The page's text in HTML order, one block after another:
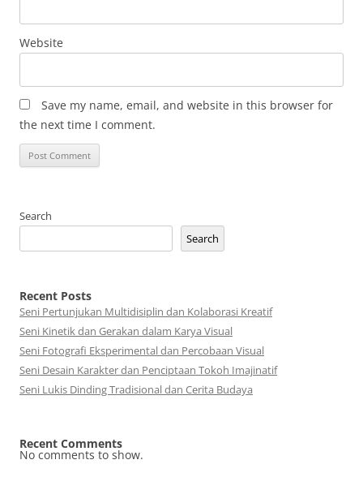
Website
Save my name, email, and website in this browser for
the next time I comment.
Search
Search
Recent Posts
Seni Pertunjukan Multidisiplin dan Kolaborasi Kreatif
Seni Kinetik dan Gerakan dalam Karya Visual
Seni Fotografi Eksperimental dan Percobaan Visual
Seni Desain Karakter dan Penciptaan Tokoh Imajinatif
Seni Lukis Dinding Tradisional dan Cerita Budaya
Recent Comments
No comments to show.